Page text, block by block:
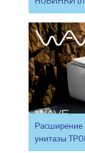
Расширение
унитазы